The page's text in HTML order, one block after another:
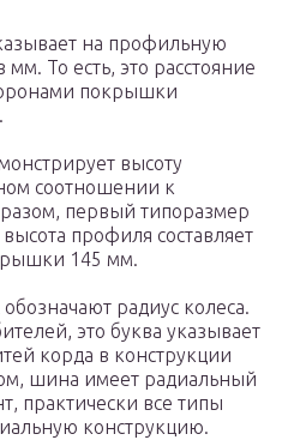
на профильную
То есть, это расстояние
покрышки
высоту
соотношении к
первый типоразмер
профиля составляет
145 мм.
радиус колеса.
это буква указывает
корда в конструкции
шина имеет радиальный
практически все типы
конструкцию.